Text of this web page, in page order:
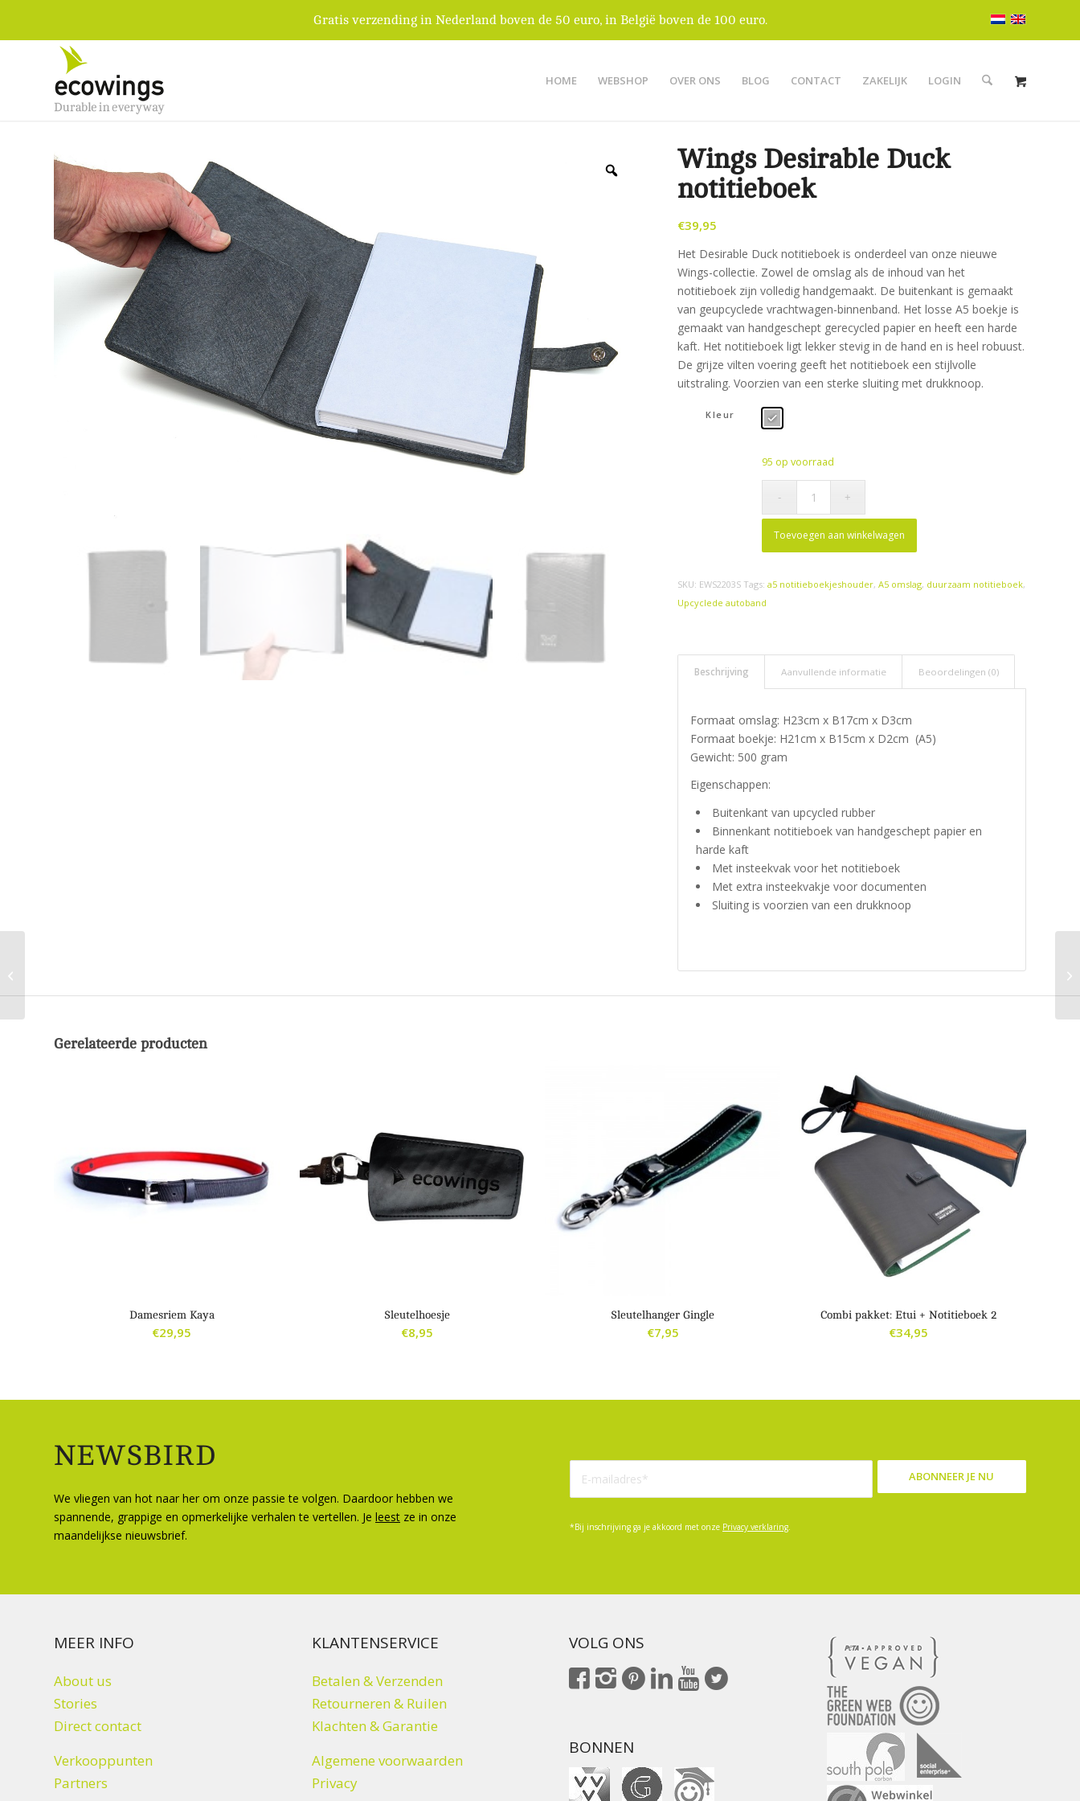
Gratis verzending in Nederland boven de 50 euro, in België boven de 100 euro.
HOME WEBSHOP OVER ONS BLOG CONTACT ZAKELIJK LOGIN
Wings Desirable Duck
notitieboek
€39,95
Het Desirable Duck notitieboek is onderdeel van onze nieuwe
Wings-collectie. Zowel de omslag als de inhoud van het
notitieboek zijn volledig handgemaakt. De buitenkant is gemaakt
van geupcyclede vrachtwagen-binnenband. Het losse A5 boekje is
gemaakt van handgeschept gerecycled papier en heeft een harde
kaft. Het notitieboek ligt lekker stevig in de hand en is heel robuust.
De grijze vilten voering geeft het notitieboek een stijlvolle
uitstraling. Voorzien van een sterke sluiting met drukknoop.
Kleur
95 op voorraad
Toevoegen aan winkelwagen
SKU: EWS2203S Tags: a5 notitieboekjeshouder, A5 omslag, duurzaam notitieboek,
Upcyclede autoband
Beschrijving Aanvullende informatie Beoordelingen (0)
Formaat omslag: H23cm x B17cm x D3cm
Formaat boekje: H21cm x B15cm x D2cm (A5)
Gewicht: 500 gram
Eigenschappen:
Buitenkant van upcycled rubber
Binnenkant notitieboek van handgeschept papier en
harde kaft
Met insteekvak voor het notitieboek
Met extra insteekvakje voor documenten
Sluiting is voorzien van een drukknoop
Gerelateerde producten
Damesriem Kaya
€29,95
Sleutelhoesje
€8,95
Sleutelhanger Gingle
€7,95
Combi pakket: Etui + Notitieboek 2
€34,95
NEWSBIRD
We vliegen van hot naar her om onze passie te volgen. Daardoor hebben we
spannende, grappige en opmerkelijke verhalen te vertellen. Je leest ze in onze
maandelijkse nieuwsbrief.
*Bij inschrijving ga je akkoord met onze Privacy verklaring
MEER INFO
About us
Stories
Direct contact
Verkooppunten
Partners
KLANTENSERVICE
Betalen & Verzenden
Retourneren & Ruilen
Klachten & Garantie
Algemene voorwaarden
Privacy
VOLG ONS
BONNEN